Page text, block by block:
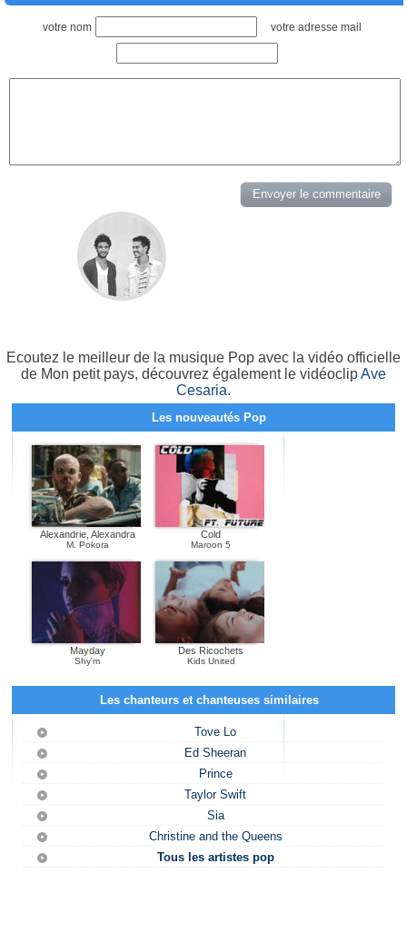
votre nom votre adresse mail
Ecoutez le meilleur de la musique Pop avec la vidéo officielle
de Mon petit pays, découvrez également le vidéoclipAve
Cesaria.
Les nouveautés Pop
Alexandrie, Alexandra
M. Pokora
Cold
Maroon 5
Mayday
Shy'm
Des Ricochets
Kids United
Les chanteurs et chanteuses similaires
Tove Lo
Ed Sheeran
Prince
Taylor Swift
Sia
Christine and the Queens
Tous les artistes pop